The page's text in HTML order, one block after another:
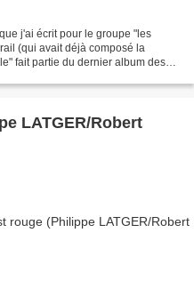
j'ai écrit pour le groupe "les
(qui avait déjà composé la
fait partie du dernier album des
LATGER/Robert